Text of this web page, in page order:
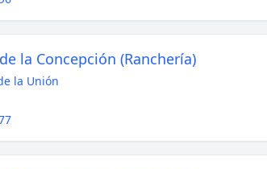
la Concepción (Ranchería)
la Unión